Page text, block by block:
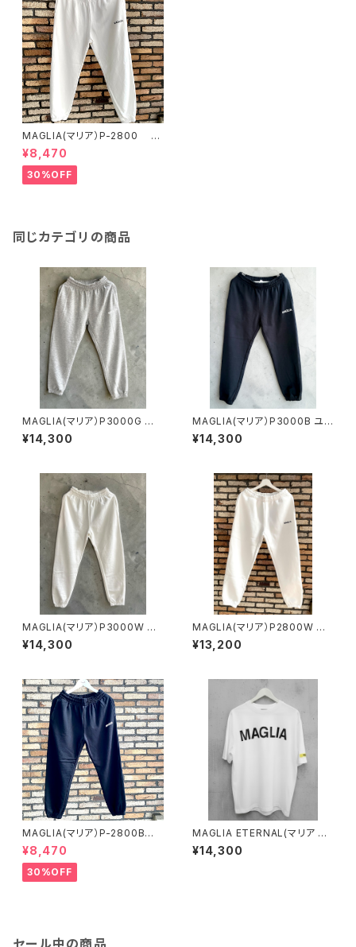
MAGLIA(マリア）P-2800 ユ
ニセックス スプリングスウェッ
トパンツ オフホワイト
¥8,470
30%OFF
同じカテゴリの商品
MAGLIA(マリア）P3000G ユ
ニセックスウェットパンツ グレ
ー
¥14,300
MAGLIA(マリア）P3000B ユニ
セックスウェットパンツ ブラッ
ク
¥14,300
MAGLIA(マリア）P3000W ユ
ニセックス スプリングスウェッ
トパンツ ホワイト
¥14,300
MAGLIA(マリア）P2800W ス
ウェットパンツ アイヴォリーホ
ワイト
¥13,200
MAGLIA(マリア）P-2800B
ユニセックス スプリングスウ
ェットパンツ ブラック
¥8,470
30%OFF
MAGLIA ETERNAL(マリア エ
ターナル）ユニセックスＴ-シャツ
ET.T2000Ｗ White
¥14,300
セール中の商品